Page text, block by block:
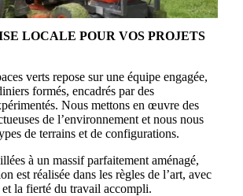
LOCALE POUR VOS PROJETS
verts repose sur une équipe engagée,
formés, encadrés par des
Nous mettons en œuvre des
de l’environnement et nous nous
de terrains et de configurations.
à un massif parfaitement aménagé,
est réalisée dans les règles de l’art, avec
la fierté du travail accompli.